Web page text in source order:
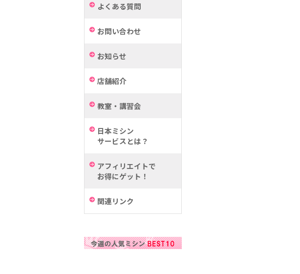
よくある質問
お問い合わせ
お知らせ
店舗紹介
教室・講習会
日本ミシン
サービスとは？
アフィリエイトで
お得にゲット！
関連リンク